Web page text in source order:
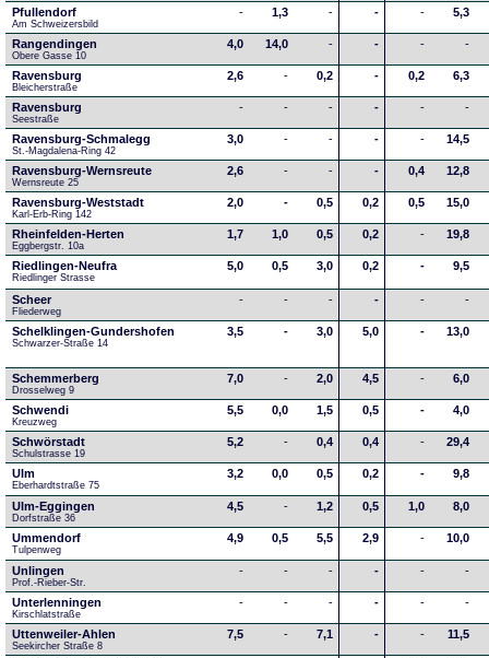
Pfullendorf
Am Schweizersbild
- 1,3 - - - 5,3
Rangendingen
Obere Gasse 10
4,0 14,0 - - - -
Ravensburg
Bleicherstraße
2,6 - 0,2 - 0,2 6,3
Ravensburg
Seestraße
- - - - - -
Ravensburg-Schmalegg
St.-Magdalena-Ring 42
3,0 - - - - 14,5
Ravensburg-Wernsreute
Wernsreute 25
2,6 - - - 0,4 12,8
Ravensburg-Weststadt
Karl-Erb-Ring 142
2,0 - 0,5 0,2 0,5 15,0
Rheinfelden-Herten
Eggbergstr. 10a
1,7 1,0 0,5 0,2 - 19,8
Riedlingen-Neufra
Riedlinger Strasse
5,0 0,5 3,0 0,2 - 9,5
Scheer
Fliederweg
- - - - - -
Schelklingen-Gundershofen
Schwarzer-Straße 14
3,5 - 3,0 5,0 - 13,0
Schemmerberg
Drosselweg 9
7,0 - 2,0 4,5 - 6,0
Schwendi
Kreuzweg
5,5 0,0 1,5 0,5 - 4,0
Schwörstadt
Schulstrasse 19
5,2 - 0,4 0,4 - 29,4
Ulm
Eberhardtstraße 75
3,2 0,0 0,5 0,2 - 9,8
Ulm-Eggingen
Dorfstraße 36
4,5 - 1,2 0,5 1,0 8,0
Ummendorf
Tulpenweg
4,9 0,5 5,5 2,9 - 10,0
Unlingen
Prof.-Rieber-Str.
- - - - - -
Unterlenningen
Kirschlatstraße
- - - - - -
Uttenweiler-Ahlen
Seekircher Straße 8
7,5 - 7,1 - - 11,5